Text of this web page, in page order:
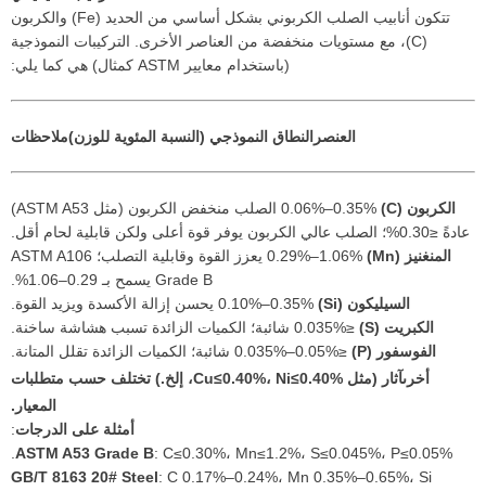
تتكون أنابيب الصلب الكربوني بشكل أساسي من الحديد (Fe) والكربون
(C)، مع مستويات منخفضة من العناصر الأخرى. التركيبات النموذجية
(باستخدام معايير ASTM كمثال) هي كما يلي:
العنصر النطاق النموذجي (النسبة المئوية للوزن)ملاحظات
الكربون (C)
0.06%–0.35% الصلب منخفض الكربون (مثل ASTM A53)
عادةً ≤0.30%؛ الصلب عالي الكربون يوفر قوة أعلى ولكن قابلية لحام أقل.
المنغنيز (Mn)
0.29%–1.06% يعزز القوة وقابلية التصلب؛ ASTM A106
Grade B يسمح بـ 0.29–1.06%.
السيليكون (Si)
الكبريت (S)
≤0.035% شائبة؛ الكميات الزائدة تسبب هشاشة ساخنة.
الفوسفور (P)
≤0.035%–0.05% شائبة؛ الكميات الزائدة تقلل المتانة.
أخرى
آثار (مثل Cu≤0.40%، Ni≤0.40%، إلخ.) تختلف حسب متطلبات
المعيار.
أمثلة على الدرجات:
ASTM A53 Grade B: C≤0.30%، Mn≤1.2%، S≤0.045%، P≤0.05%.
GB/T 8163 20# Steel: C 0.17%–0.24%، Mn 0.35%–0.65%، Si